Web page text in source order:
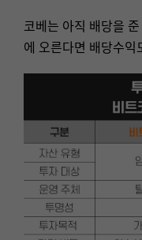
코베는 아직 배당을
에 오른다면 배당수익